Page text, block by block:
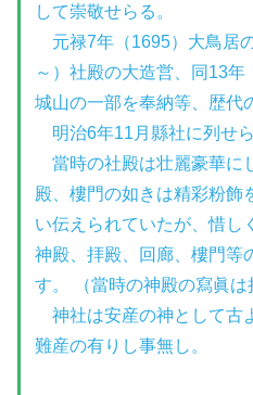
して崇敬せらる。
元禄7年（1695）大鳥居
～）社殿の大造営、同13
城山の一部を奉納等、歴代
明治6年11月縣社に列せら
當時の社殿は壮麗豪華に
殿、樓門の如きは精彩粉飾
い伝えられていたが、惜し
神殿、拝殿、回廊、樓門等
す。 （當時の神殿の寫眞は
神社は安産の神として古
難産の有りし事無し。